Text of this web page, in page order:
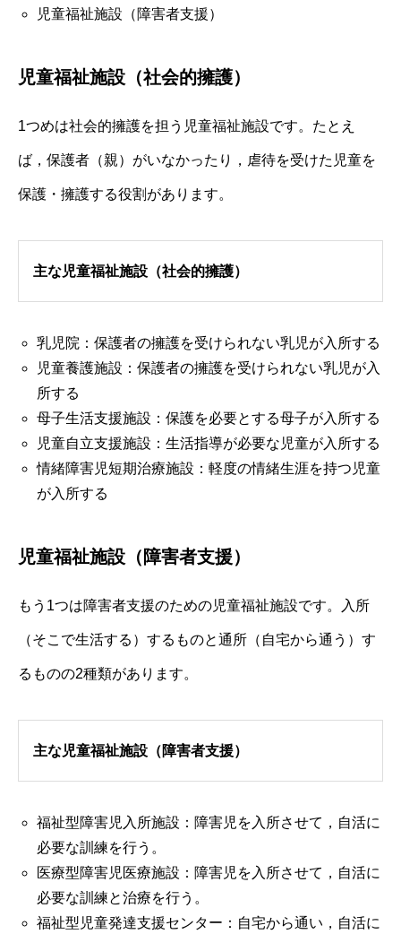
児童福祉施設（障害者支援）
児童福祉施設（社会的擁護）
1つめは社会的擁護を担う児童福祉施設です。たとえ
ば，保護者（親）がいなかったり，虐待を受けた児童を
保護・擁護する役割があります。
主な児童福祉施設（社会的擁護）
乳児院：保護者の擁護を受けられない乳児が入所する
児童養護施設：保護者の擁護を受けられない乳児が入
所する
母子生活支援施設：保護を必要とする母子が入所する
児童自立支援施設：生活指導が必要な児童が入所する
情緒障害児短期治療施設：軽度の情緒生涯を持つ児童
が入所する
児童福祉施設（障害者支援）
もう1つは障害者支援のための児童福祉施設です。入所
（そこで生活する）するものと通所（自宅から通う）す
るものの2種類があります。
主な児童福祉施設（障害者支援）
福祉型障害児入所施設：障害児を入所させて，自活に
必要な訓練を行う。
医療型障害児医療施設：障害児を入所させて，自活に
必要な訓練と治療を行う。
福祉型児童発達支援センター：自宅から通い，自活に